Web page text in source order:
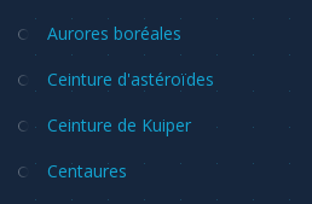
Aurores boréales
Ceinture d'astéroïdes
Ceinture de Kuiper
Centaures